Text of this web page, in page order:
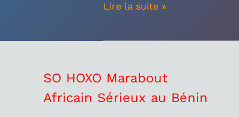
Lire la suite »
SO HOXO Marabout
Africain Sérieux au Bénin